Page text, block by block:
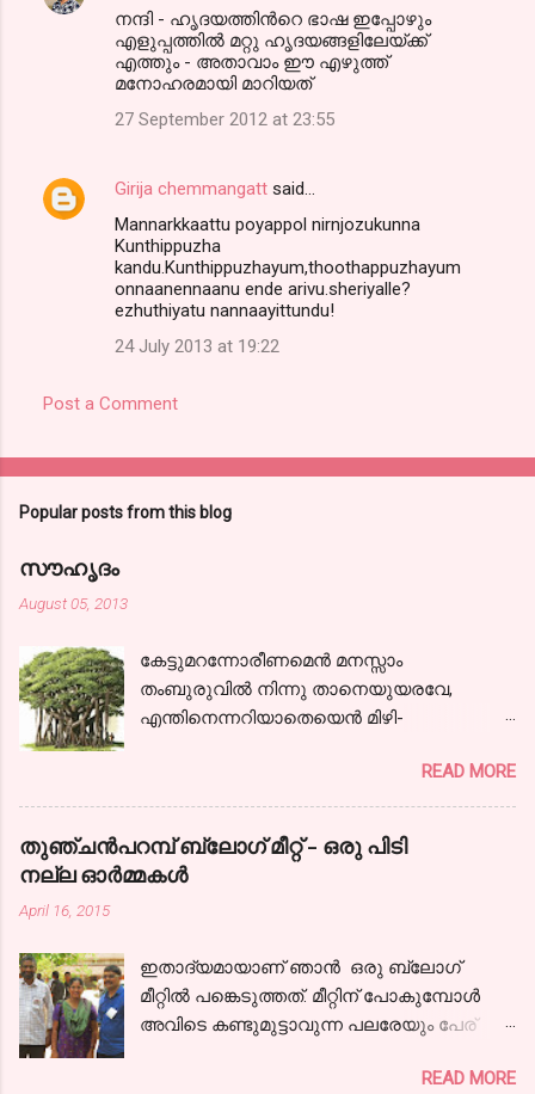
നന്ദി - ഹൃദയത്തിന്‍റെ ഭാഷ ഇപ്പോഴും
എളുപ്പത്തില്‍ മറ്റു ഹൃദയങ്ങളിലേയ്ക്ക്
എത്തും - അതാവാം ഈ എഴുത്ത്
മനോഹരമായി മാറിയത്
27 September 2012 at 23:55
Girija chemmangatt said…
Mannarkkaattu poyappol nirnjozukunna
Kunthippuzha
kandu.Kunthippuzhayum,thoothappuzhayum
onnaanennaanu ende arivu.sheriyalle?
ezhuthiyatu nannaayittundu!
24 July 2013 at 19:22
Post a Comment
Popular posts from this blog
സൗഹൃദം
August 05, 2013
കേട്ടുമറന്നോരീണമെന്‍ മനസ്സാം
തംബുരുവില്‍ നിന്നു താനെയുയരവേ,
എന്തിനെന്നറിയാതെയെന്‍ മിഴി-
ഞാനേറെ ദൂരം പോയ്‌ കാണാകാഴ്ചകള്‍
തന്‍ മാധുര്യവുമായ്; ഒടുവിലൊരു
പന്ഥാവിന്‍ മുന്നിലെത്തിയന്തിച്ചു- നില്‍ക്കേ
കേട്ടു,ഞാനായീണം വീണ്ടും.
നിന്നോര്‍മ്മകളെന്നില്‍ നിറഞ്ഞ നേരം നിന്‍
കാലത്തിന്‍ വഴികളിലൂടൊന്ന്‍ തിരിഞ്ഞു
നടന്നു... ഇല്ലില്ല
കോലാഹലമൊന്നുപോലുമവിടെ, വീണില്ല
READ MORE
തുഞ്ചന്‍പറമ്പ് ബ്ലോഗ്‌ മീറ്റ്‌ - ഒരു പിടി
നല്ല ഓര്‍മ്മകള്‍
April 16, 2015
ഇതാദ്യമായാണ് ഞാന്‍ ഒരു ബ്ലോഗ്‌
മീറ്റില്‍ പങ്കെടുത്തത്. മീറ്റിന് പോകുമ്പോള്‍
അവിടെ കണ്ടുമുട്ടാവുന്ന പലരേയും പേര്
ഒരു തോന്നലുണ്ടായിരുന്നു. ബ്ലോഗിംഗ്
READ MORE